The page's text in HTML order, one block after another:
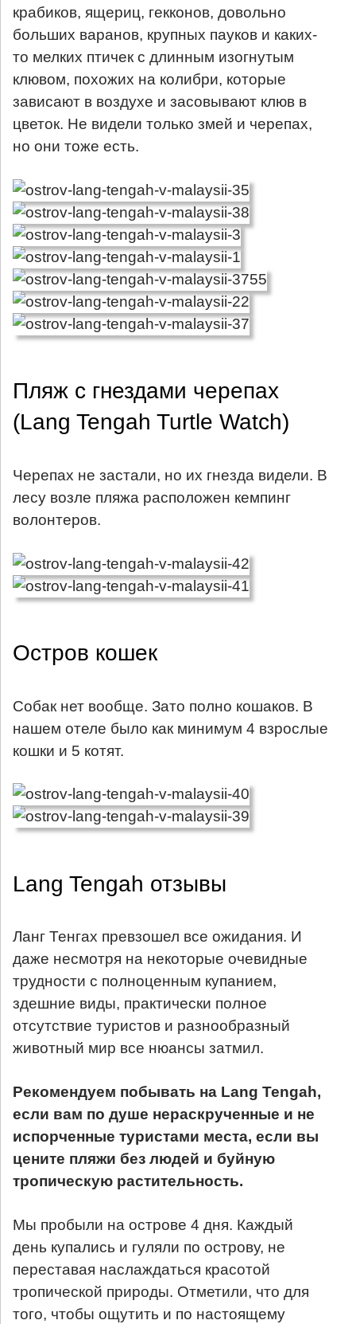
крабиков, ящериц, гекконов, довольно
больших варанов, крупных пауков и каких-
то мелких птичек с длинным изогнутым
клювом, похожих на колибри, которые
зависают в воздухе и засовывают клюв в
цветок. Не видели только змей и черепах,
но они тоже есть.
Пляж с гнездами черепах
(Lang Tengah Turtle Watch)
Черепах не застали, но их гнезда видели. В
лесу возле пляжа расположен кемпинг
волонтеров.
Остров кошек
Собак нет вообще. Зато полно кошаков. В
нашем отеле было как минимум 4 взрослые
кошки и 5 котят.
Lang Tengah отзывы
Ланг Тенгах превзошел все ожидания. И
даже несмотря на некоторые очевидные
трудности с полноценным купанием,
здешние виды, практически полное
отсутствие туристов и разнообразный
животный мир все нюансы затмил.
Рекомендуем побывать на Lang Tengah,
если вам по душе нераскрученные и не
испорченные туристами места, если вы
цените пляжи без людей и буйную
тропическую растительность.
Мы пробыли на острове 4 дня. Каждый
день купались и гуляли по острову, не
переставая наслаждаться красотой
тропической природы. Отметили, что для
того, чтобы ощутить и по настоящему